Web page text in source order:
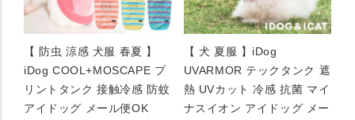
【 防虫 涼感 犬服 春夏 】
iDog COOL+MOSCAPE プ
リントタンク 接触冷感 防蚊
アイドッグ メール便OK
【 犬 夏服 】iDog
UVARMOR テックタンク 遮
熱 UVカット 冷感 抗菌 マイ
ナスイオン アイドッグ メー